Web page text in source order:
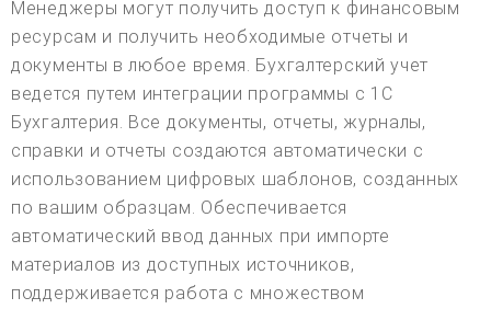
Менеджеры могут получить доступ к финансовым
ресурсам и получить необходимые отчеты и
документы в любое время. Бухгалтерский учет
ведется путем интеграции программы с 1С
Бухгалтерия. Все документы, отчеты, журналы,
справки и отчеты создаются автоматически с
использованием цифровых шаблонов, созданных
по вашим образцам. Обеспечивается
автоматический ввод данных при импорте
материалов из доступных источников,
поддерживается работа с множеством